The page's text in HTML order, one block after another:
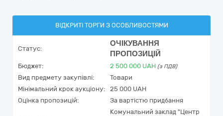
ВІДКРИТІ ТОРГИ З ОСОБЛИВОСТЯМИ
Статус:
ОЧІКУВАННЯ
ПРОПОЗИЦІЙ
Бюджет: 2 500 000 UAH (з ПДВ)
Вид предмету закупівлі:
Товари
Мінімальний крок аукціону:
25 000 UAH
Оцінка пропозицій:
За вартістю придбання
Комунальний заклад "Центр